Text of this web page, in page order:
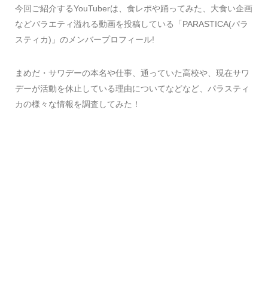
今回ご紹介するYouTuberは、食レポや踊ってみた、大食い企画
などバラエティ溢れる動画を投稿している「PARASTICA(パラ
スティカ)」のメンバープロフィール!
まめだ・サワデーの本名や仕事、通っていた高校や、現在サワ
デーが活動を休止している理由についてなどなど、パラスティ
カの様々な情報を調査してみた！